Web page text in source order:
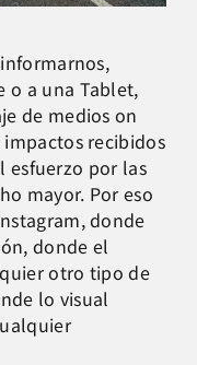
o a una Tablet,
de medios on
recibidos
esfuerzo por las
mayor. Por eso
donde
donde el
otro tipo de
lo visual